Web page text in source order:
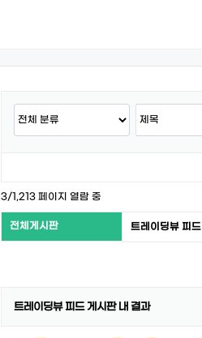
3/1,213 페이지 열람 중
전체게시판 트레이딩뷰 피드
트레이딩뷰 피드 게시판 내 결과